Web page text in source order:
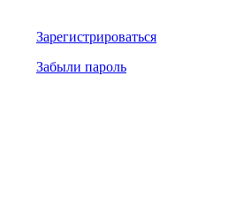
Зарегистрироваться
Забыли пароль